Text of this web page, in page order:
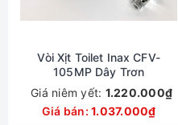
Vòi Xịt Toilet Inax CFV-
105MP Dây Trơn
Giá niêm yết: 1.220.000₫
Giá bán: 1.037.000₫